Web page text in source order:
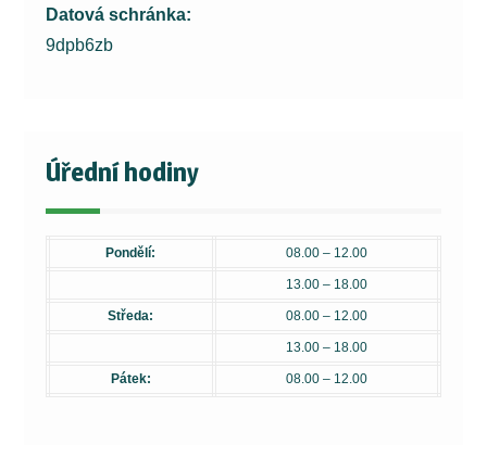
Datová schránka:
9dpb6zb
Úřední hodiny
Pondělí: 08.00 – 12.00
13.00 – 18.00
Středa: 08.00 – 12.00
13.00 – 18.00
Pátek: 08.00 – 12.00